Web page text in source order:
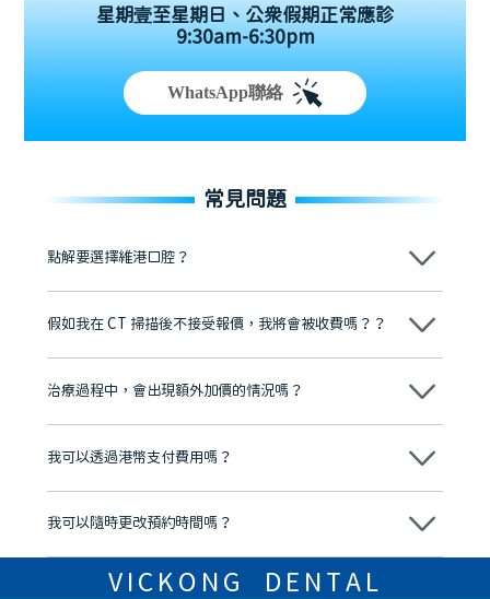
星期壹至星期日、公眾假期正常應診
9:30am-6:30pm
WhatsApp聯絡
常見問題
點解要選擇維港口腔？
維港口腔踐行「醫道濟世」的大學校訓，各分院匯聚來自香港、內地的
牌」、「2025香港企業領袖品牌」，是諾貝爾種植系統全球放心植牙中
至今已服務超過三十個國家和地區的顧客，受到粵港澳大灣區及周邊城
市市民極高的口碑評價及信任推薦 珠海、深圳設有八大分院，香港亦設
有咨詢及服務保障中心，有任何問題都可以隨時預約免費咨詢，讓人十
假如我在 CT 掃描後不接受報價，我將會被收費嗎？？
不會！只要未開始實際服務之前，你不會被收取任何費用。
治療過程中，會出現額外加價的情況嗎？
不會，治療前我們會詳細說明治療方案及對應的價錢，顧客同意並簽字
我可以透過港幣支付費用嗎？
可以。維港口腔會按照當日匯率轉算收取費用，而匯率會及時告知客人
我可以隨時更改預約時間嗎？
可以，請盡早通過wechat或whatsapp聯絡我們，告知我們你原本預約
的時間及資料，並且重新預約的日期及時段
VICKONG DENTAL